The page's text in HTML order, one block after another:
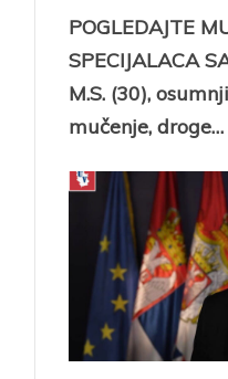
POGLEDAJTE
SPECIJALACA
M.S. (30),
mučenje, droge…